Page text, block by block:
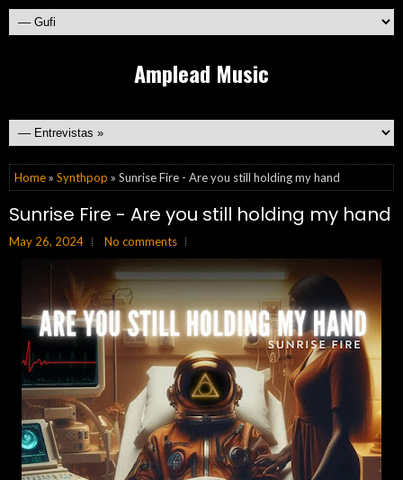
Amplead Music
Home » Synthpop » Sunrise Fire - Are you still holding my hand
Sunrise Fire - Are you still holding my hand
May 26, 2024 No comments